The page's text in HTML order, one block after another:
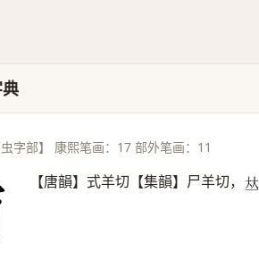
虫字部】 康熙笔画：17 部外笔画：11
【唐韻】式羊切【集韻】尸羊切， 𠀤